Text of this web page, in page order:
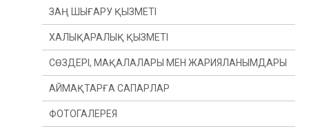
ЗАҢ ШЫҒАРУ ҚЫЗМЕТІ
ХАЛЫҚАРАЛЫҚ ҚЫЗМЕТІ
СӨЗДЕРІ, МАҚАЛАЛАРЫ МЕН ЖАРИЯЛАНЫМДАРЫ
АЙМАҚТАРҒА САПАРЛАР
ФОТОГАЛЕРЕЯ